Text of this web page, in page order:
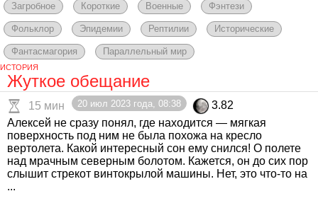
Загробное Короткие Военные Фэнтези
Фольклор Эпидемии Рептилии Исторические
Фантасмагория Параллельный мир
ИСТОРИЯ
Жуткое обещание
15 мин 20 июл 2023 года, 08:38
3.82
Алексей не сразу понял, где находится — мягкая
поверхность под ним не была похожа на кресло
вертолета. Какой интересный сон ему снился! О полете
над мрачным северным болотом. Кажется, он до сих пор
слышит стрекот винтокрылой машины. Нет, это что-то на
...